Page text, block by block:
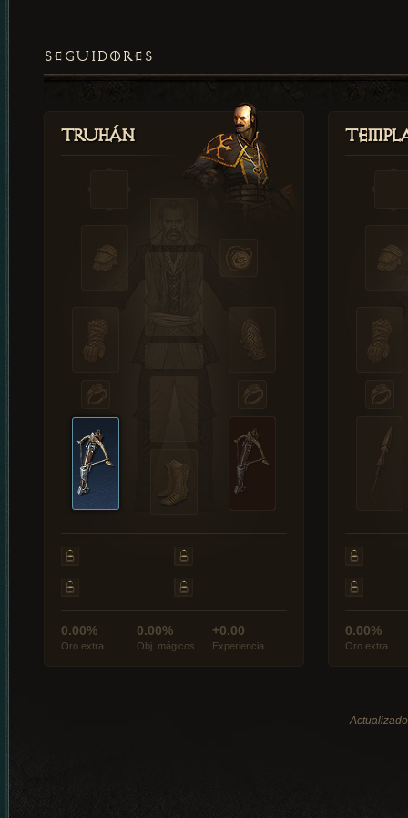
SEGUIDORES
Truhán
0.00%
Oro extra
0.00%
Obj. mágicos
+0.00
Experiencia
0.00%
Oro extra